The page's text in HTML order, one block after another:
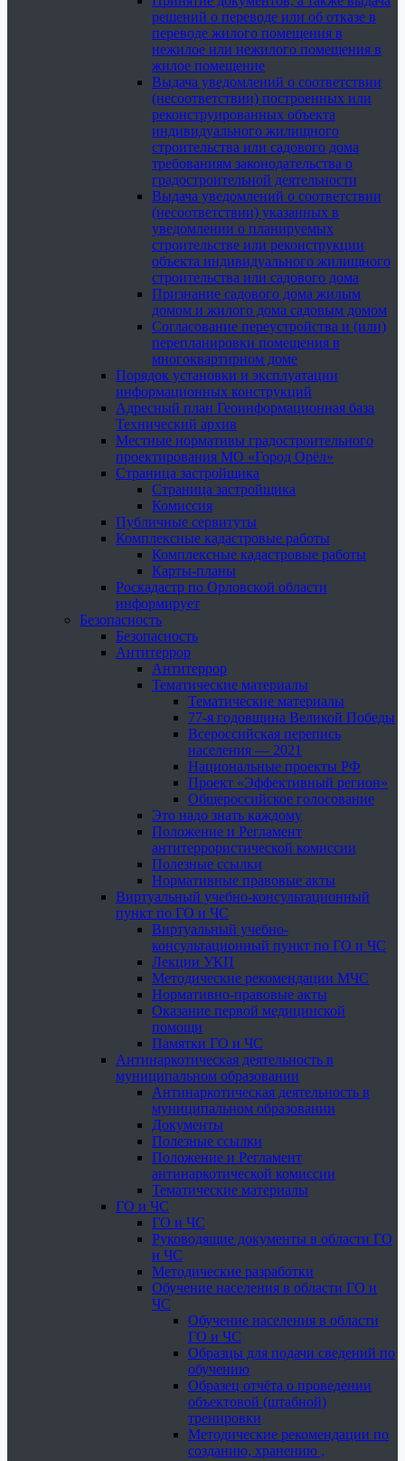
решений о переводе или об отказе в
переводе жилого помещения в
нежилое или нежилого помещения в
жилое помещение
Выдача уведомлений о соответствии
(несоответствии) построенных или
реконструированных объекта
индивидуального жилищного
строительства или садового дома
требованиям законодательства о
градостроительной деятельности
Выдача уведомлений о соответствии
(несоответствии) указанных в
уведомлении о планируемых
строительстве или реконструкции
объекта индивидуального жилищного
строительства или садового дома
Признание садового дома жилым
домом и жилого дома садовым домом
Согласование переустройства и (или)
перепланировки помещения в
многоквартирном доме
Порядок установки и эксплуатации
информационных конструкций
Адресный план Геоинформационная база
Технический архив
Местные нормативы градостроительного
проектирования МО «Город Орёл»
Страница застройщика
Страница застройщика
Комиссия
Публичные сервитуты
Комплексные кадастровые работы
Комплексные кадастровые работы
Карты-планы
Роскадастр по Орловской области
информирует
Безопасность
Безопасность
Антитеррор
Антитеррор
Тематические материалы
Тематические материалы
77-я годовщина Великой Победы
Всероссийская перепись
населения — 2021
Национальные проекты РФ
Проект «Эффективный регион»
Общероссийское голосование
Это надо знать каждому
Положение и Регламент
антитеррористической комиссии
Полезные ссылки
Нормативные правовые акты
Виртуальный учебно-консультационный
пункт по ГО и ЧС
Виртуальный учебно-
консультационный пункт по ГО и ЧС
Лекции УКП
Методические рекомендации МЧС
Нормативно-правовые акты
Оказание первой медицинской
помощи
Памятки ГО и ЧС
Антинаркотическая деятельность в
муниципальном образовании
Антинаркотическая деятельность в
муниципальном образовании
Документы
Полезные ссылки
Положение и Регламент
антинаркотической комиссии
Тематические материалы
ГО и ЧС
ГО и ЧС
Руководящие документы в области ГО
и ЧС
Методические разработки
Обучение населения в области ГО и
ЧС
Обучение населения в области
ГО и ЧС
Образцы для подачи сведений по
обучению
Образец отчёта о проведении
объектовой (штабной)
тренировки
Методические рекомендации по
созданию, хранению ,